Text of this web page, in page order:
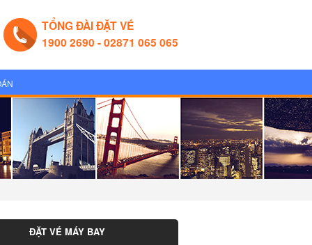
TỔNG ĐÀI ĐẶT VÉ
1900 2690 - 02871 065 065
ĐẶT VÉ MÁY BAY